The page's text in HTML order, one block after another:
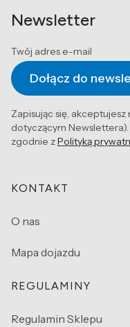
Newsletter
Twój adres e-mail
Dołącz do
Zapisując się, akceptujesz
dotyczącym
zgodnie zPolityką
Linki w stopce
KONTAKT
O nas
Mapa dojazdu
REGULAMINY
Regulamin Sklepu